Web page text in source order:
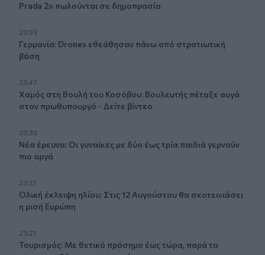
Prada 2» πωλούνται σε δημοπρασία
23:59
Γερμανία: Drones εθεάθησαν πάνω από στρατιωτική
βάση
23:47
Χαμός στη Βουλή του Κοσόβου: Βουλευτής πέταξε αυγά
στον πρωθυπουργό - Δείτε βίντεο
23:39
Νέα έρευνα: Οι γυναίκες με δύο έως τρία παιδιά γερνούν
πιο αργά
23:31
Ολική έκλειψη ηλίου: Στις 12 Αυγούστου θα σκοτεινιάσει
η μισή Ευρώπη
23:21
Τουρισμός: Με θετικό πρόσημο έως τώρα, παρά τα